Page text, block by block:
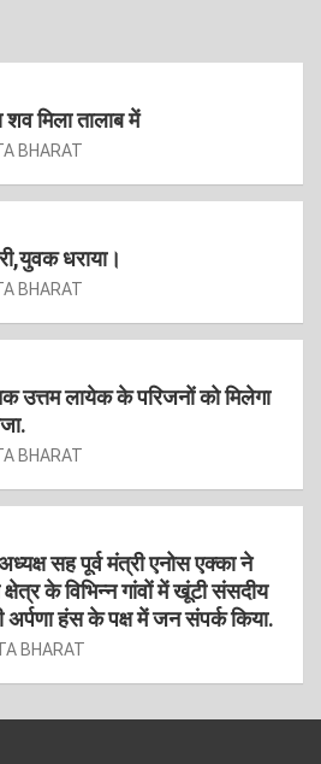
शव मिला तालाब में
BHARAT
धराया।
BHARAT
उत्तम लायेक के परिजनों को मिलेगा
BHARAT
सह पूर्व मंत्री एनोस एक्का ने
के विभिन्न गांवों में खूंटी संसदीय
अर्पणा हंस के पक्ष में जन संपर्क किया.
BHARAT